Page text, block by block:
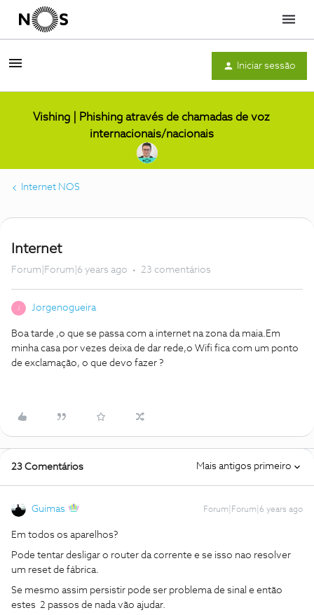
Menu
Iniciar sessão
Vishing | Phishing através de chamadas de voz
internacionais/nacionais
Internet NOS
Internet
Forum|Forum|6 years ago 23 comentários
Jorgenogueira
Boa tarde ,o que se passa com a internet na zona da maia.Em
minha casa por vezes deixa de dar rede,o Wifi fica com um ponto
de exclamação, o que devo fazer ?
23 Comentários Mais antigos primeiro
Guimas Forum|Forum|6 years ago
Em todos os aparelhos?
Pode tentar desligar o router da corrente e se isso nao resolver
um reset de fábrica.
Se mesmo assim persistir pode ser problema de sinal e então
estes 2 passos de nada vão ajudar.